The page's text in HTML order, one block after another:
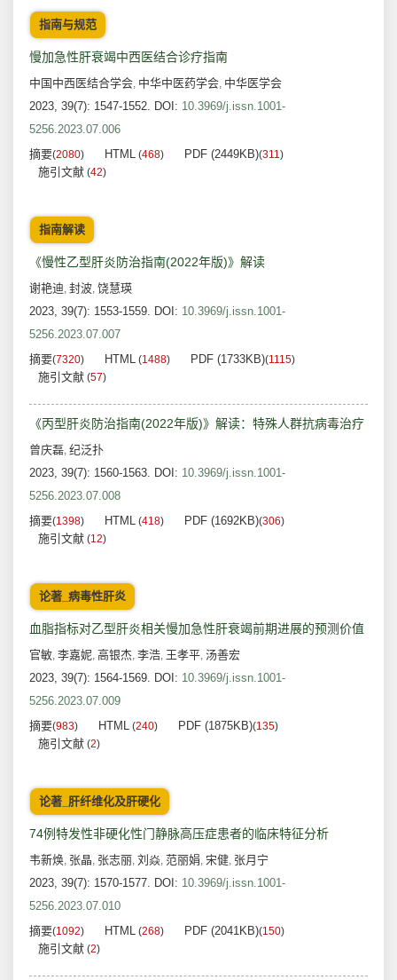
指南与规范
慢加急性肝衰竭中西医结合诊疗指南
中国中西医结合学会, 中华中医药学会, 中华医学会
2023, 39(7): 1547-1552. DOI: 10.3969/j.issn.1001-
5256.2023.07.006
摘要(2080) HTML (468) PDF (2449KB)(311)
施引文献 (42)
指南解读
《慢性乙型肝炎防治指南(2022年版)》解读
谢艳迪, 封波, 饶慧瑛
2023, 39(7): 1553-1559. DOI: 10.3969/j.issn.1001-
5256.2023.07.007
摘要(7320) HTML (1488) PDF (1733KB)(1115)
施引文献 (57)
《丙型肝炎防治指南(2022年版)》解读：特殊人群抗病毒治疗
曾庆磊, 纪泛扑
2023, 39(7): 1560-1563. DOI: 10.3969/j.issn.1001-
5256.2023.07.008
摘要(1398) HTML (418) PDF (1692KB)(306)
施引文献 (12)
论著_病毒性肝炎
血脂指标对乙型肝炎相关慢加急性肝衰竭前期进展的预测价值
官敏, 李嘉妮, 高银杰, 李浩, 王孝平, 汤善宏
2023, 39(7): 1564-1569. DOI: 10.3969/j.issn.1001-
5256.2023.07.009
摘要(983) HTML (240) PDF (1875KB)(135)
施引文献 (2)
论著_肝纤维化及肝硬化
74例特发性非硬化性门静脉高压症患者的临床特征分析
韦新焕, 张晶, 张志丽, 刘焱, 范丽娟, 宋健, 张月宁
2023, 39(7): 1570-1577. DOI: 10.3969/j.issn.1001-
5256.2023.07.010
摘要(1092) HTML (268) PDF (2041KB)(150)
施引文献 (2)